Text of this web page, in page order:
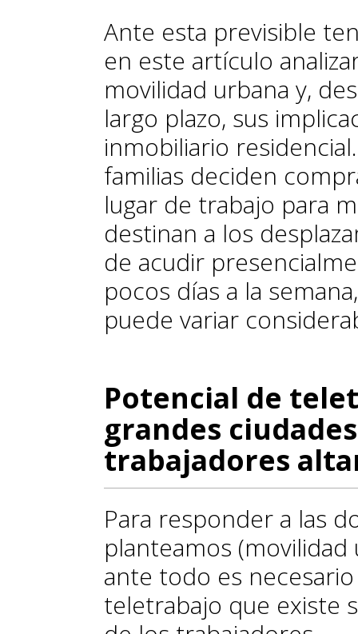
Ante esta previsible
en este artículo
movilidad urbana y,
largo plazo, sus
inmobiliario
familias deciden
lugar de trabajo para
destinan a los
de acudir
pocos días a la
puede variar
Potencial de
grandes
trabajadores
Para responder a las
planteamos (movilidad
ante todo es
teletrabajo que existe